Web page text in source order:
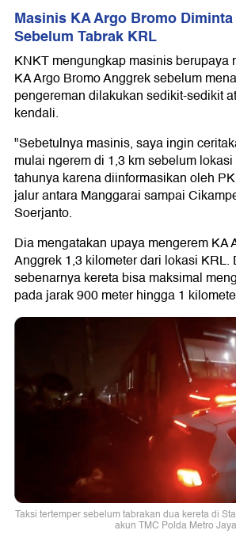
Masinis KA Argo Bromo
Sebelum Tabrak KRL
KNKT mengungkap masinis berupaya
KA Argo Bromo Anggrek sebelum
pengereman dilakukan sedikit-sedikit
kendali.
"Sebetulnya masinis, saya ingin
mulai ngerem di 1,3 km sebelum
tahunya karena diinformasikan oleh
jalur antara Manggarai sampai
Soerjanto.
Dia mengatakan upaya mengerem KA
Anggrek 1,3 kilometer dari lokasi KRL.
sebenarnya kereta bisa maksimal
pada jarak 900 meter hingga 1
Taksi tertemper sebelum tabrakan dua kereta di
akun TMC Polda Metro